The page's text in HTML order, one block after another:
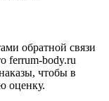
обратной связи
ferrum-body.ru
чтобы в
оценку.